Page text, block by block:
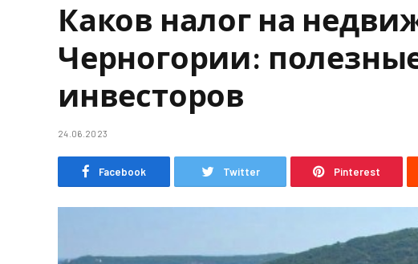
Каков налог на
Черногории:
инвесторов
24.06.2023
Facebook Twitter Pinterest